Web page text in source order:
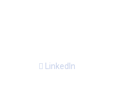
LinkedIn